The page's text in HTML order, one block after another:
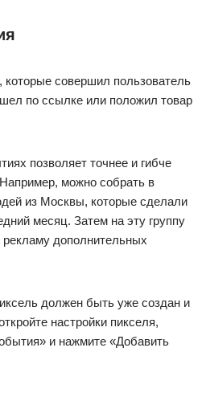
совершил пользователь
по ссылке или положил товар
позволяет точнее и гибче
Например, можно собрать в
из Москвы, которые сделали
месяц. Затем на эту группу
рекламу дополнительных
должен быть уже создан и
настройки пикселя,
и нажмите «Добавить